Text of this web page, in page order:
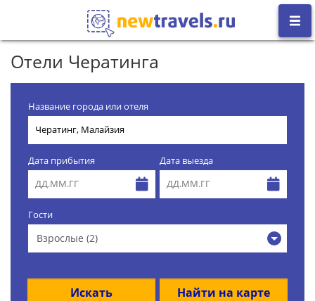
Отели Чератинга
Название города или отеля
Дата прибытия Дата выезда
Гости
Взрослые (2)
Искать Найти на карте